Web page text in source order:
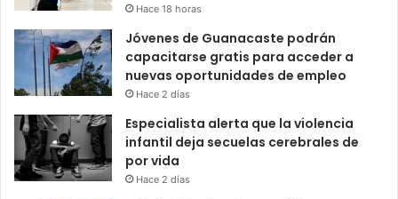
Hace 18 horas
Jóvenes de Guanacaste podrán
capacitarse gratis para acceder a
nuevas oportunidades de empleo
Hace 2 días
Especialista alerta que la violencia
infantil deja secuelas cerebrales de
por vida
Hace 2 días